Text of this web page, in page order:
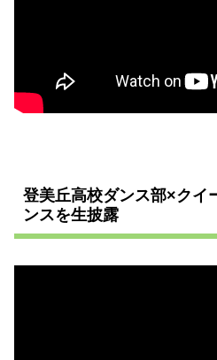
登美丘高校ダンス部×クイ
ンスを生披露